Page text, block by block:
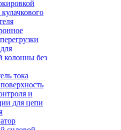
колонны без
тока
и
для цепи